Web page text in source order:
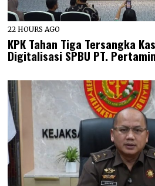
22 HOURS AGO
KPK Tahan Tiga Tersangka
Digitalisasi SPBU PT.